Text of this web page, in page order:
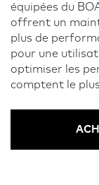
équipées du
offrent un
plus de
pour une
optimiser les
comptent le plus.